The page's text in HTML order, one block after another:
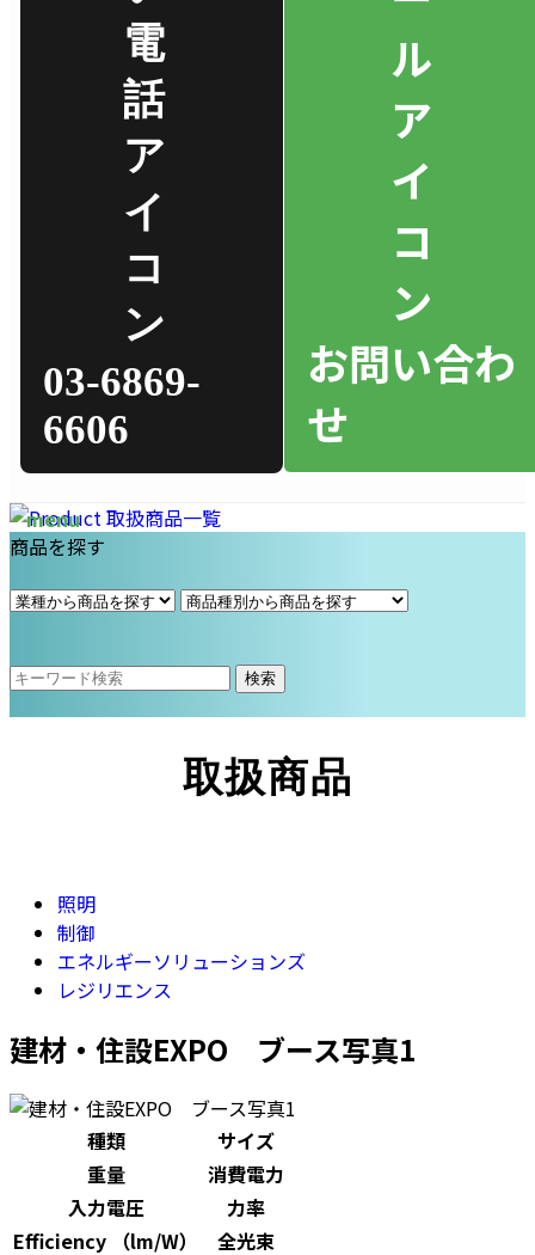
03-6869-
6606
お問い合わ
せ
商品を探す
検索
取扱商品
照明
制御
エネルギーソリューションズ
レジリエンス
建材・住設EXPO ブース写真1
種類
サイズ
重量
消費電力
入力電圧
力率
Efficiency （lm/W）
全光束